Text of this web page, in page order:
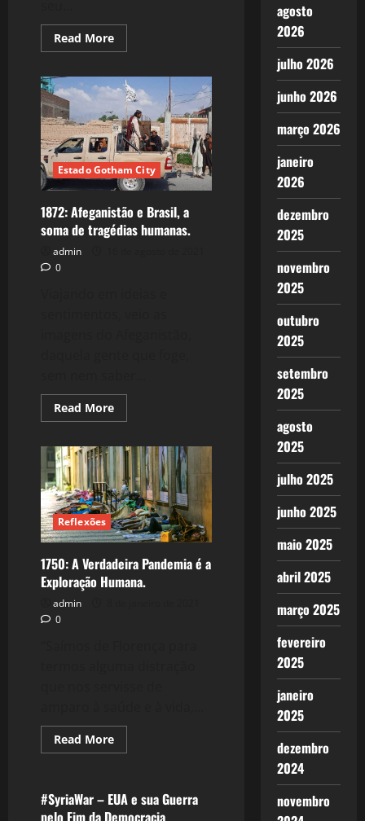
Read MoreRead
more
Os
Banshees
de
Inisherin
Estado Gotham City
1872: Afeganistão e Brasil, a
soma de tragédias humanas.
admin
0
Read MoreRead
more
Afeganistão
e
Brasil,
a
soma
de
tragédias
humanas.
Reflexões
1750: A Verdadeira Pandemia é a
Exploração Humana.
admin
0
Read MoreRead
more
Verdadeira
Pandemia
é
Crise 2.0
#SyriaWar – EUA e sua Guerra
pelo Fim da Democracia
agosto
2026
julho 2026
junho 2026
março 2026
janeiro
2026
dezembro
2025
novembro
2025
outubro
2025
setembro
2025
agosto
2025
julho 2025
junho 2025
maio 2025
abril 2025
março 2025
fevereiro
2025
janeiro
2025
dezembro
2024
novembro